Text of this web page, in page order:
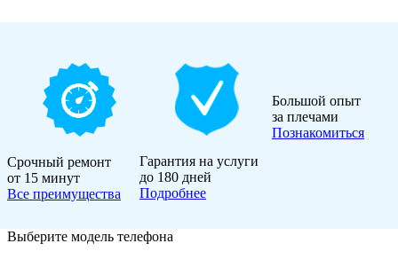
Срочный ремонт
от 15 минут
Все преимущества
Гарантия на услуги
до 180 дней
Подробнее
Большой опыт
за плечами
Познакомиться
Выберите модель телефона